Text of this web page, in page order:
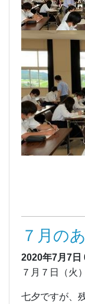
７月の
2020年7月7日
７月７日（火）
七夕ですが、